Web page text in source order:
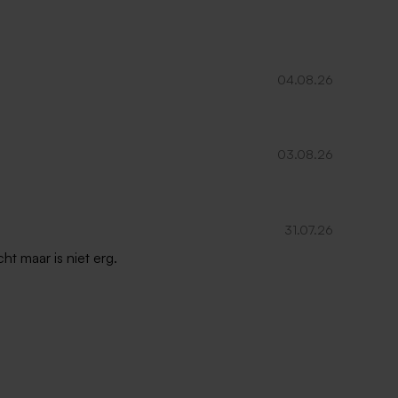
04.08.26
03.08.26
31.07.26
maar is niet erg.